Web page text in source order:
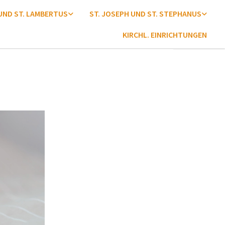
ST. LAMBERTUS ST. JOSEPH UND ST. STEPHANUS
KIRCHL. EINRICHTUNGEN